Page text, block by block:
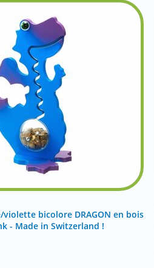
bicolore DRAGON en bois
- Made in Switzerland !